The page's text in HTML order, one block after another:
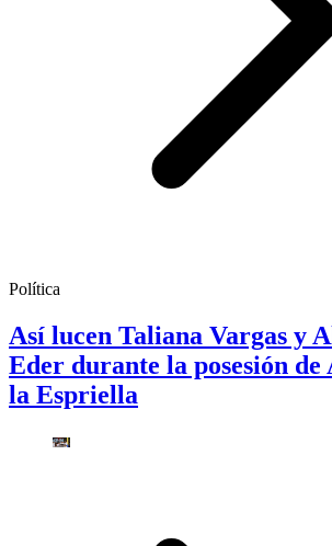
Política
Así lucen Taliana Vargas y
Eder durante la posesión de
la Espriella